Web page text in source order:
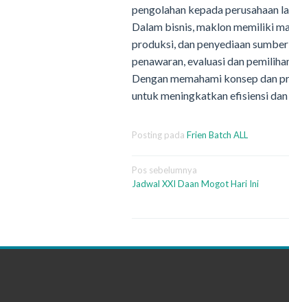
pengolahan kepada perusahaan
Dalam bisnis, maklon memiliki
produksi, dan penyediaan
penawaran, evaluasi dan
Dengan memahami konsep dan
untuk meningkatkan efisiensi
Posting pada Frien Batch ALL
Navigasi
pos
Pos sebelumnya
Jadwal XXI Daan Mogot Hari Ini